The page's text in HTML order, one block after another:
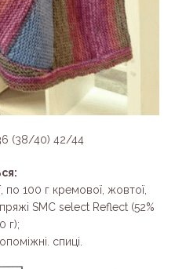
(38/40) 42/44
по 100 г кремової, жовтої,
SMC select Reflect (52%
г);
спиці.